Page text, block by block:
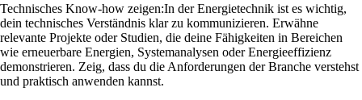
Technisches Know-how zeigen:In der Energietechnik ist es wichtig,
dein technisches Verständnis klar zu kommunizieren. Erwähne
relevante Projekte oder Studien, die deine Fähigkeiten in Bereichen
wie erneuerbare Energien, Systemanalysen oder Energieeffizienz
demonstrieren. Zeig, dass du die Anforderungen der Branche verstehst
und praktisch anwenden kannst.